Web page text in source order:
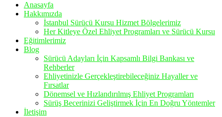
Anasayfa
Hakkımızda
İstanbul Sürücü Kursu Hizmet Bölgelerimiz
Her Kitleye Özel Ehliyet Programları ve Sürücü Kursu
Eğitimlerimiz
Blog
Sürücü Adayları İçin Kapsamlı Bilgi Bankası ve
Rehberler
Ehliyetinizle Gerçekleştirebileceğiniz Hayaller ve
Fırsatlar
Dönemsel ve Hızlandırılmış Ehliyet Programları
Sürüş Becerinizi Geliştirmek İçin En Doğru Yöntemler
İletişim